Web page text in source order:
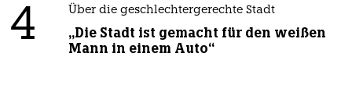
4 Über die geschlechtergerechte Stadt
„Die Stadt ist gemacht für den weißen
Mann in einem Auto“